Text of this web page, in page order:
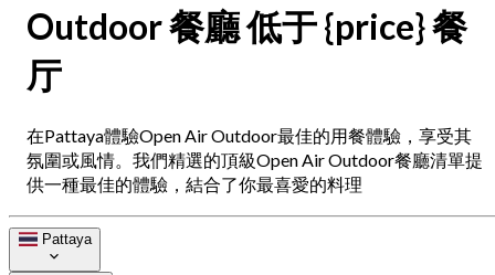
Outdoor 餐廳 低于 {price} 餐
厅
在Pattaya體驗Open Air Outdoor最佳的用餐體驗，享受其
氛圍或風情。我們精選的頂級Open Air Outdoor餐廳清單提
供一種最佳的體驗，結合了你最喜愛的料理
Pattaya